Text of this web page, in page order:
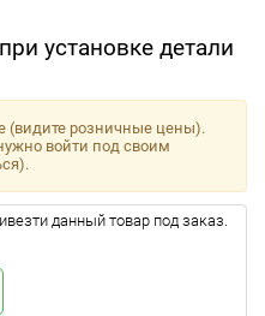
установке детали
(видите розничные цены).
войти под своим
данный товар под заказ.